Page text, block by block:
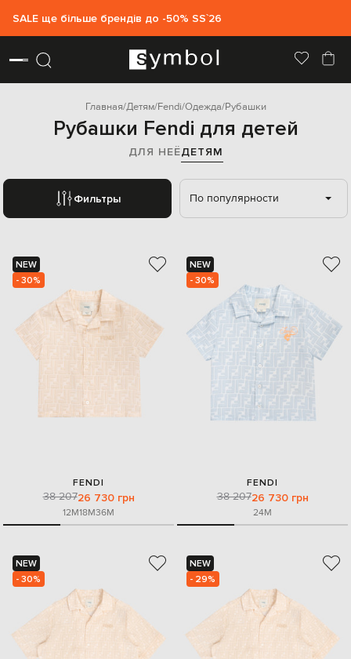
SALE ще більше брендів до -50% SS`26
Главная Детям Fendi Одежда Рубашки
Рубашки Fendi для детей
ДЛЯ НЕЁДЕТЯМ
Фильтры По популярности
NEW
- 30%
FENDI
38 20726 730 грн
12M18M36M
NEW
- 30%
FENDI
38 20726 730 грн
24M
NEW
- 30%
NEW
- 29%